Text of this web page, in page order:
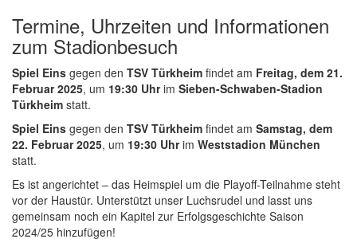
Termine, Uhrzeiten und Informationen
zum Stadionbesuch
Spiel Eins gegen den TSV Türkheim findet am Freitag, dem 21.
Februar 2025, um 19:30 Uhrim Sieben-Schwaben-Stadion
Türkheim statt.
Spiel Eins gegen den TSV Türkheim findet am Samstag, dem
22. Februar 2025, um 19:30 Uhrim Weststadion München
statt.
Es ist angerichtet – das Heimspiel um die Playoff-Teilnahme steht
vor der Haustür. Unterstützt unser Luchsrudel und lasst uns
gemeinsam noch ein Kapitel zur Erfolgsgeschichte Saison
2024/25 hinzufügen!